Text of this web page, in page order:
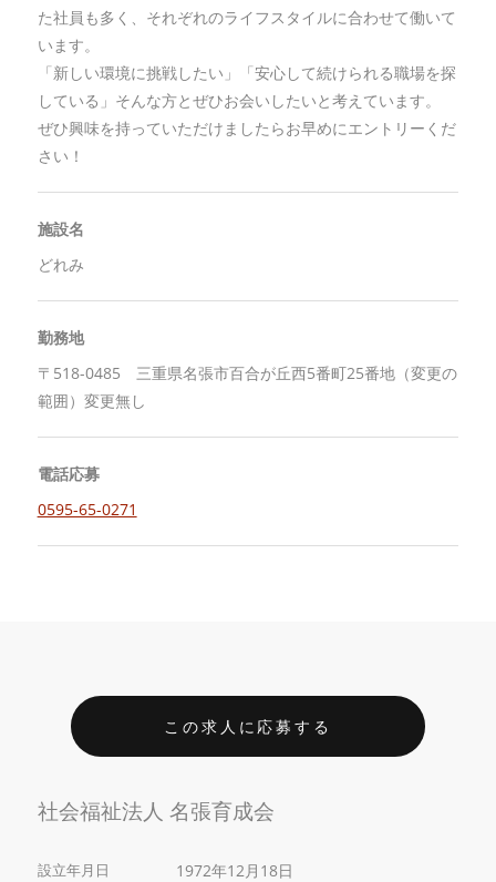
た社員も多く、それぞれのライフスタイルに合わせて働いて
います。
「新しい環境に挑戦したい」「安心して続けられる職場を探
している」そんな方とぜひお会いしたいと考えています。
ぜひ興味を持っていただけましたらお早めにエントリーくだ
さい！
施設名
どれみ
勤務地
〒518-0485 三重県名張市百合が丘西5番町25番地（変更の
範囲）変更無し
電話応募
0595-65-0271
この求人に応募する
社会福祉法人 名張育成会
設立年月日 1972年12月18日